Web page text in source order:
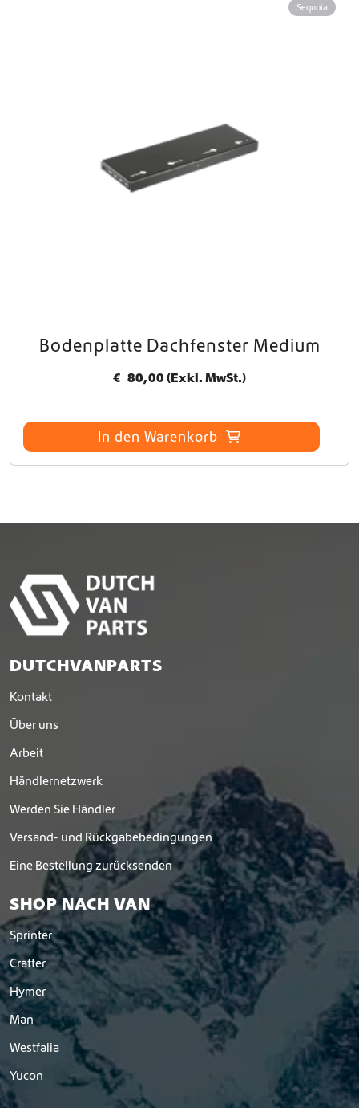
Sequoia
Bodenplatte Dachfenster Medium
€ 80,00 (Exkl. MwSt.)
In den Warenkorb
DUTCHVANPARTS
Kontakt
Über uns
Arbeit
Händlernetzwerk
Werden Sie Händler
Versand- und Rückgabebedingungen
Eine Bestellung zurücksenden
SHOP NACH VAN
Sprinter
Crafter
Hymer
Man
Westfalia
Yucon